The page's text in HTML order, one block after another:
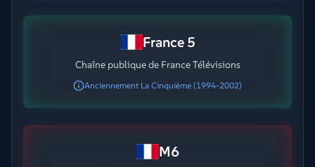
France 5
Chaîne publique de France Télévisions
Anciennement La Cinquième (1994-2002)
M6